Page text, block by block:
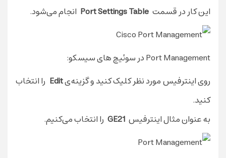
این کار در قسمت Port Settings Table انجام می‌شود.
Port Management در سوئیچ های سیسکو:
روی اینترفیس مورد نظر کلیک کنید و گزینه‌یEdit را انتخاب
کنید.
به عنوان مثال اینترفیس GE21 را انتخاب می‌کنیم.